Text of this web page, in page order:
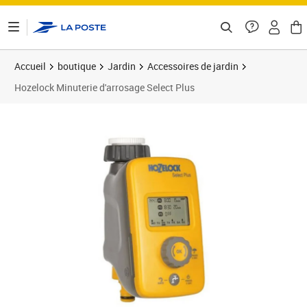
Accueil boutique Jardin
Accessoires de jardin
Hozelock Minuterie d'arrosage Select Plus